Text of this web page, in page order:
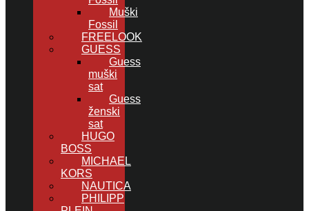
Muški
Fossil
FREELOOK
GUESS
Guess
muški
sat
Guess
ženski
sat
HUGO
BOSS
MICHAEL
KORS
NAUTICA
PHILIPP